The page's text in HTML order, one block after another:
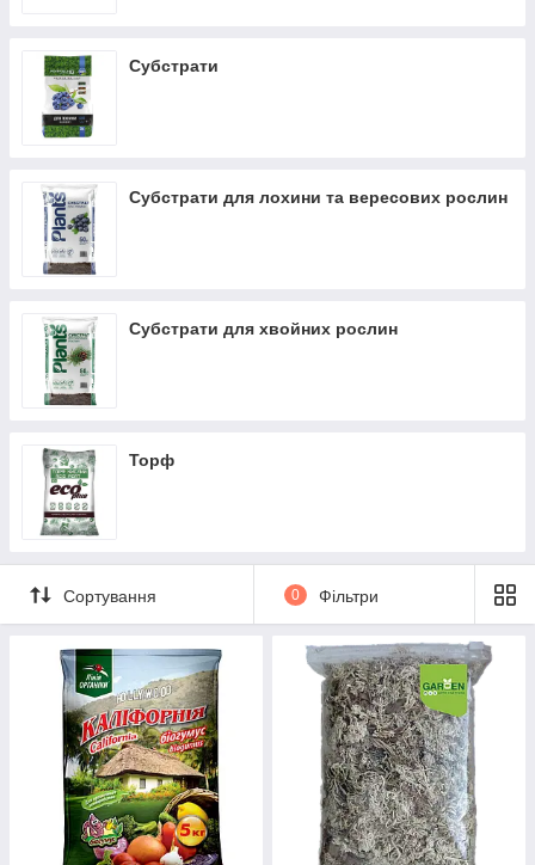
Субстрати
Субстрати для лохини та вересових рослин
Субстрати для хвойних рослин
Торф
Сортування 0 Фільтри